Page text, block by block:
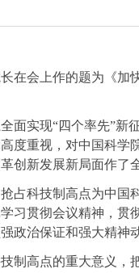
在会上作的题为《加
面实现“四个率先”新
度重视，对中国科学
创新发展新局面作了
占科技制高点为中国
习贯彻会议精神，贯
政治保证和强大精神
制高点的重大意义，